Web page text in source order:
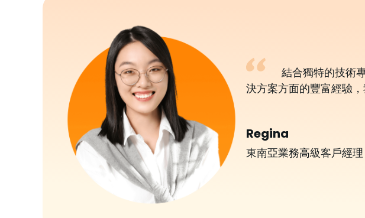
結合獨特的技術
決方案方面的豐富經驗
Regina
東南亞業務高級客戶經理